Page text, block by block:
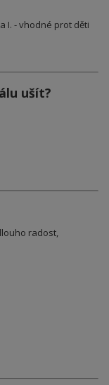
I. - vhodné prot děti
ušít?
radost,